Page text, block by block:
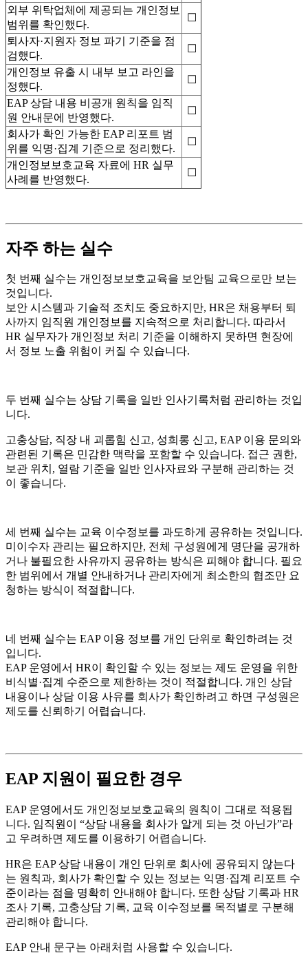
외부 위탁업체에 제공되는 개인정보
범위를 확인했다.
☐
퇴사자·지원자 정보 파기 기준을 점
검했다.
☐
개인정보 유출 시 내부 보고 라인을
정했다.
☐
EAP 상담 내용 비공개 원칙을 임직
원 안내문에 반영했다.
☐
회사가 확인 가능한 EAP 리포트 범
위를 익명·집계 기준으로 정리했다.
☐
개인정보보호교육 자료에 HR 실무
사례를 반영했다.
☐
자주 하는 실수
첫 번째 실수는 개인정보보호교육을 보안팀 교육으로만 보는
것입니다.
보안 시스템과 기술적 조치도 중요하지만, HR은 채용부터 퇴
사까지 임직원 개인정보를 지속적으로 처리합니다. 따라서
HR 실무자가 개인정보 처리 기준을 이해하지 못하면 현장에
서 정보 노출 위험이 커질 수 있습니다.
두 번째 실수는 상담 기록을 일반 인사기록처럼 관리하는 것입
니다.
고충상담, 직장 내 괴롭힘 신고, 성희롱 신고, EAP 이용 문의와
관련된 기록은 민감한 맥락을 포함할 수 있습니다. 접근 권한,
보관 위치, 열람 기준을 일반 인사자료와 구분해 관리하는 것
이 좋습니다.
세 번째 실수는 교육 이수정보를 과도하게 공유하는 것입니다.
미이수자 관리는 필요하지만, 전체 구성원에게 명단을 공개하
거나 불필요한 사유까지 공유하는 방식은 피해야 합니다. 필요
한 범위에서 개별 안내하거나 관리자에게 최소한의 협조만 요
청하는 방식이 적절합니다.
네 번째 실수는 EAP 이용 정보를 개인 단위로 확인하려는 것
입니다.
EAP 운영에서 HR이 확인할 수 있는 정보는 제도 운영을 위한
비식별·집계 수준으로 제한하는 것이 적절합니다. 개인 상담
내용이나 상담 이용 사유를 회사가 확인하려고 하면 구성원은
제도를 신뢰하기 어렵습니다.
EAP 지원이 필요한 경우
EAP 운영에서도 개인정보보호교육의 원칙이 그대로 적용됩
니다. 임직원이 “상담 내용을 회사가 알게 되는 것 아닌가”라
고 우려하면 제도를 이용하기 어렵습니다.
HR은 EAP 상담 내용이 개인 단위로 회사에 공유되지 않는다
는 원칙과, 회사가 확인할 수 있는 정보는 익명·집계 리포트 수
준이라는 점을 명확히 안내해야 합니다. 또한 상담 기록과 HR
조사 기록, 고충상담 기록, 교육 이수정보를 목적별로 구분해
관리해야 합니다.
EAP 안내 문구는 아래처럼 사용할 수 있습니다.